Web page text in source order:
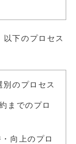
下のプロセス
別のプロセス
までのプロ
向上のプロ